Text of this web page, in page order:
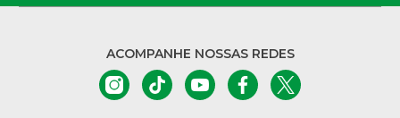
ACOMPANHE NOSSAS REDES